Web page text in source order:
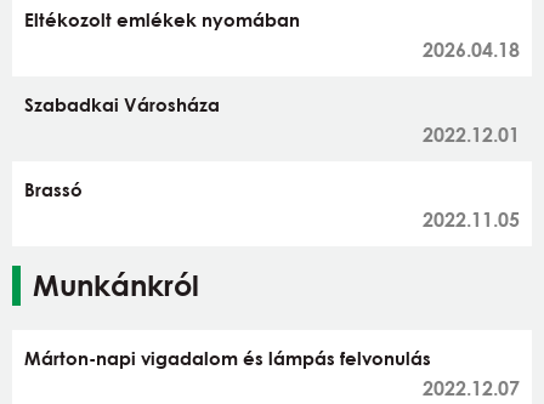
Eltékozolt emlékek nyomában
2026.04.18
Szabadkai Városháza
2022.12.01
Brassó
2022.11.05
Munkánkról
Márton-napi vigadalom és lámpás felvonulás
2022.12.07